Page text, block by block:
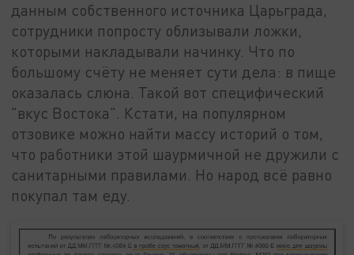
данным собственного источника Царьграда,
сотрудники попросту облизывали ложки,
которыми накладывали начинку. Что по
большому счёту не меняет сути дела: в пище
оказалась слюна. Такой вот специфический
"вкус Востока". Кстати, на популярном
отзовике можно найти массу историй о том,
что работники этой шаурмичной не дружили с
санитарными правилами. Но народ всё равно
покупал там еду.